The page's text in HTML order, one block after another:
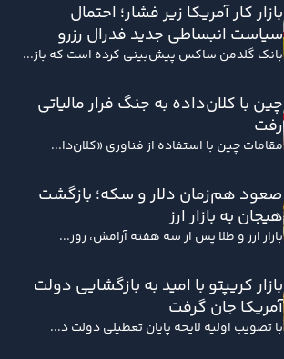
بازار کار آمریکا زیر فشار؛ احتمال
سیاست انبساطی جدید فدرال رزرو
بانک گلدمن ساکس پیش‌بینی کرده است که باز...
چین با کلان‌داده به جنگ فرار مالیاتی
رفت
مقامات چین با استفاده از فناوری «کلان‌دا...
صعود هم‌زمان دلار و سکه؛ بازگشت
هیجان به بازار ارز
بازار ارز و طلا پس از سه هفته آرامش، روز...
بازار کریپتو با امید به بازگشایی دولت
آمریکا جان گرفت
با تصویب اولیه لایحه پایان تعطیلی دولت د...